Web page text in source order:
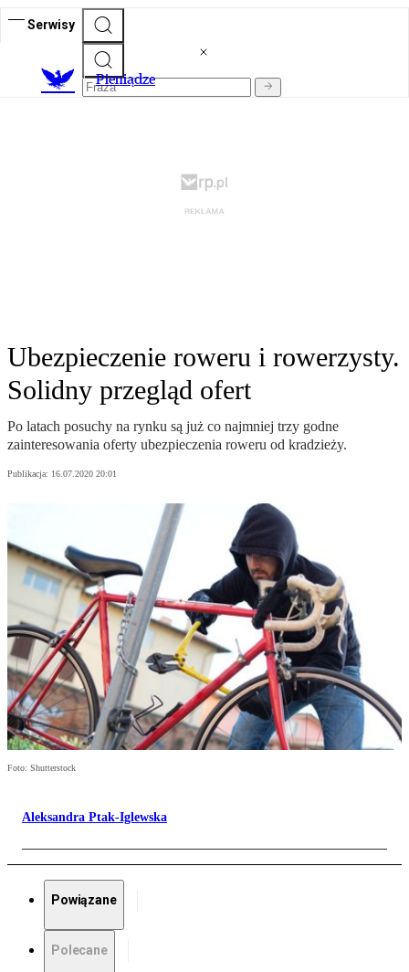
Serwisy
Pieniądze
Ubezpieczenie roweru i rowerzysty.
Solidny przegląd ofert
Po latach posuchy na rynku są już co najmniej trzy godne
zainteresowania oferty ubezpieczenia roweru od kradzieży.
Publikacja: 16.07.2020 20:01
Foto: Shutterstock
Aleksandra Ptak-Iglewska
Powiązane
Polecane